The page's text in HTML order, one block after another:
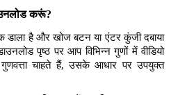
करूं?
है और खोज बटन या एंटर कुंजी दबाया
पृष्ठ पर आप विभिन्न गुणों में वीडियो
चाहते हैं, उसके आधार पर उपयुक्त